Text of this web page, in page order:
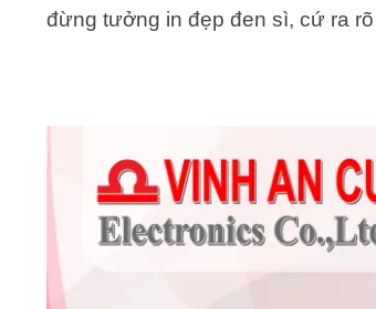
đừng tưởng in đẹp đen sì, cứ ra